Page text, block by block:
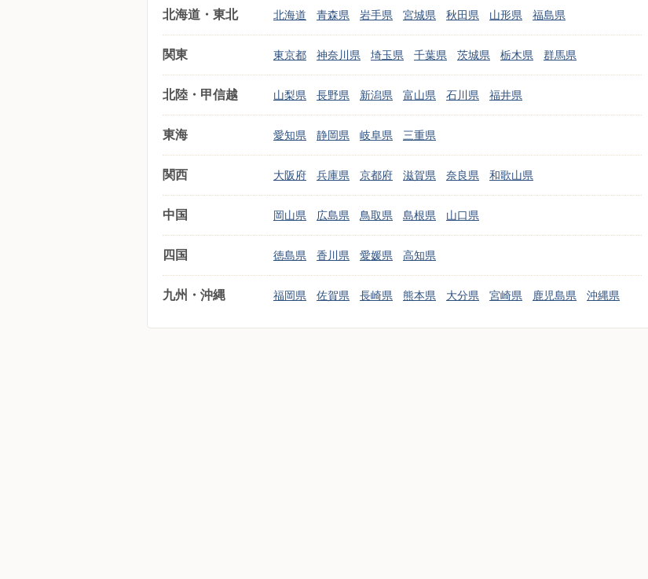
北海道・東北 北海道 青森県 岩手県 宮城県 秋田県 山形県 福島県
関東 東京都 神奈川県 埼玉県 千葉県 茨城県 栃木県 群馬県
北陸・甲信越 山梨県 長野県 新潟県 富山県 石川県 福井県
東海 愛知県 静岡県 岐阜県 三重県
関西 大阪府 兵庫県 京都府 滋賀県 奈良県 和歌山県
中国 岡山県 広島県 鳥取県 島根県 山口県
四国 徳島県 香川県 愛媛県 高知県
九州・沖縄 福岡県 佐賀県 長崎県 熊本県 大分県 宮崎県 鹿児島県 沖縄県